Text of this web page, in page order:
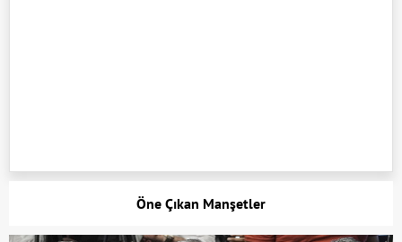
Öne Çıkan Manşetler